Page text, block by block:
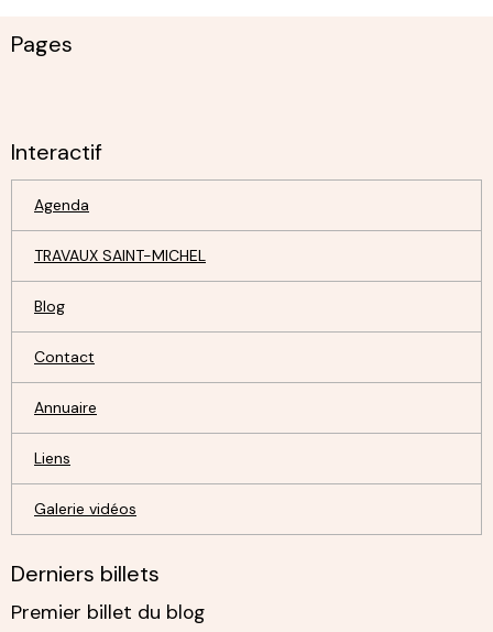
Pages
Interactif
Agenda
TRAVAUX SAINT-MICHEL
Blog
Contact
Annuaire
Liens
Galerie vidéos
Derniers billets
Premier billet du blog